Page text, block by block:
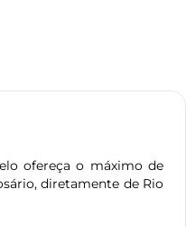
ofereça o máximo de
diretamente de Rio